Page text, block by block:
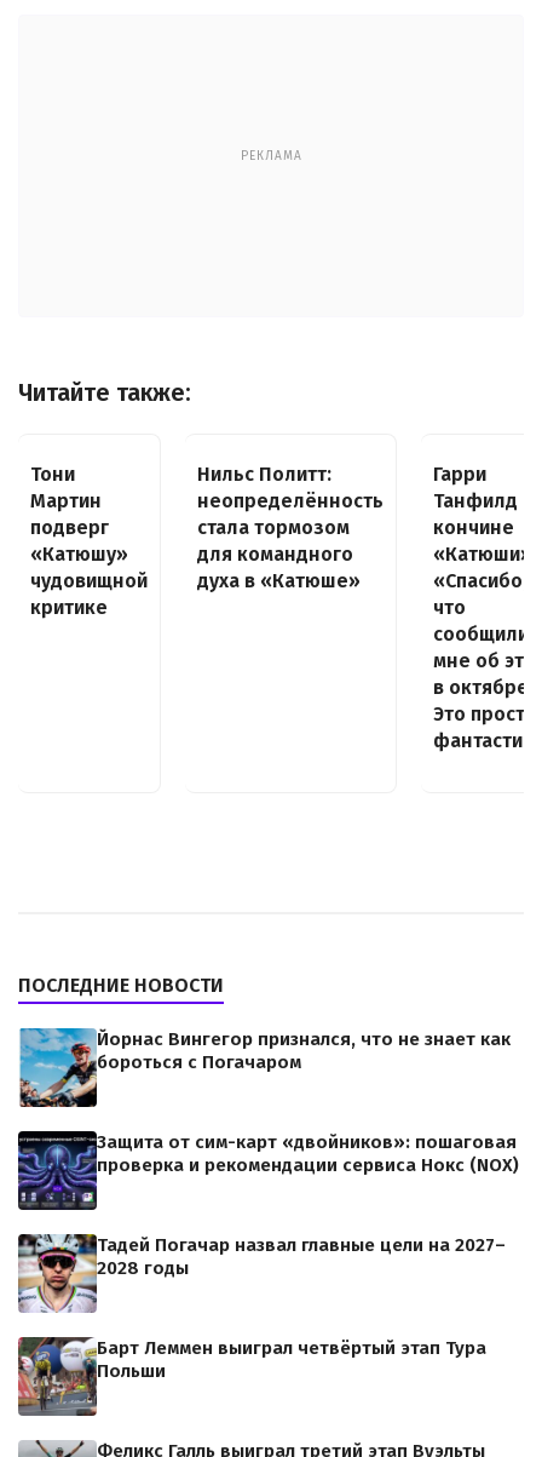
РЕКЛАМА
Читайте также:
Тони
Мартин
подверг
«Катюшу»
чудовищной
критике
Нильс Политт:
неопределённость
стала тормозом
для командного
духа в «Катюше»
Гарри
Танфилд
кончине
«Катюши»:
«Спасибо,
что
сообщили
мне об
в октябре.
Это просто
ПОСЛЕДНИЕ НОВОСТИ
Йорнас Вингегор признался, что не знает как
бороться с Погачаром
Защита от сим-карт «двойников»: пошаговая
проверка и рекомендации сервиса Нокс (NOX)
Тадей Погачар назвал главные цели на 2027–
2028 годы
Барт Леммен выиграл четвёртый этап Тура
Польши
Феликс Галль выиграл третий этап Вуэльты